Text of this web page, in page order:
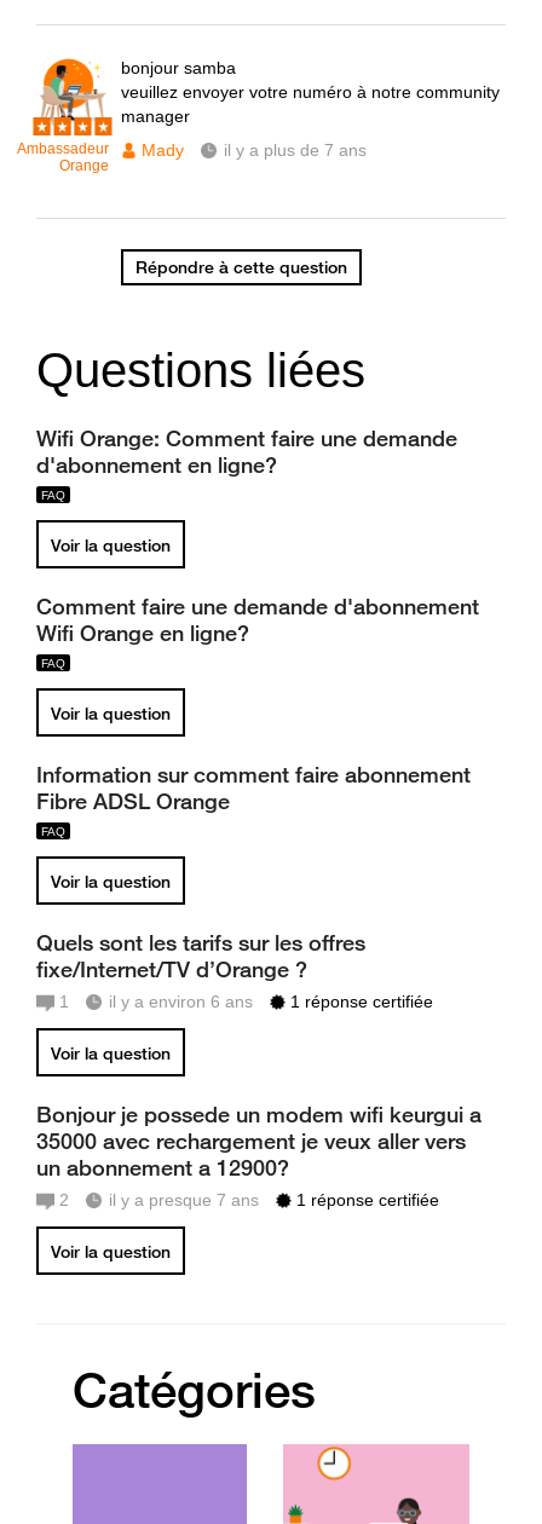
Ambassadeur
Orange
bonjour samba
veuillez envoyer votre numéro à notre community
manager
Mady
il y a plus de 7 ans
Répondre à cette question
Questions liées
Wifi Orange: Comment faire une demande
d'abonnement en ligne?
Voir la question
Comment faire une demande d'abonnement
Wifi Orange en ligne?
Voir la question
Information sur comment faire abonnement
Fibre ADSL Orange
Voir la question
Quels sont les tarifs sur les offres
fixe/Internet/TV d’Orange ?
1 il y a environ 6 ans 1 réponse certifiée
Voir la question
Bonjour je possede un modem wifi keurgui a
35000 avec rechargement je veux aller vers
un abonnement a 12900?
2 il y a presque 7 ans 1 réponse certifiée
Voir la question
Catégories